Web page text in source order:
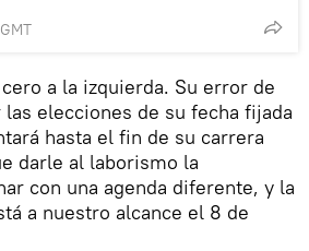
a la izquierda. Su error de
elecciones de su fecha fijada
hasta el fin de su carrera
darle al laborismo la
con una agenda diferente, y la
a nuestro alcance el 8 de